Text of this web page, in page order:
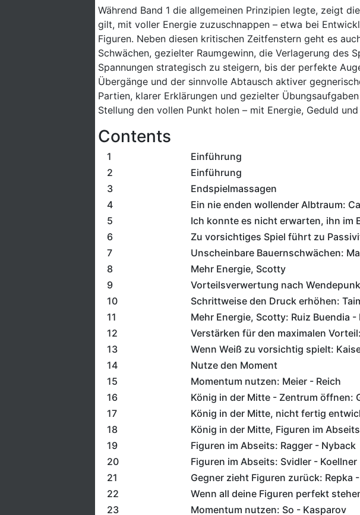
Während Band 1 die allgemeinen Prinzipien legte, zeigt
gilt, mit voller Energie zuzuschnappen – etwa bei
Figuren. Neben diesen kritischen Zeitfenstern geht es
Schwächen, gezielter Raumgewinn, die Verlagerung des
Spannungen strategisch zu steigern, bis der perfekte
Übergänge und der sinnvolle Abtausch aktiver
Partien, klarer Erklärungen und gezielter
Stellung den vollen Punkt holen – mit Energie, Geduld
Contents
1
Einführung
2
Einführung
3
Endspielmassagen
4
Ein nie enden wollender Albtraum:
5
Ich konnte es nicht erwarten, ihn im
6
Zu vorsichtiges Spiel führt zu
7
Unscheinbare Bauernschwächen:
8
Mehr Energie, Scotty
9
Vorteilsverwertung nach
10
Schrittweise den Druck erhöhen:
11
Mehr Energie, Scotty: Ruiz Buendia -
12
Verstärken für den maximalen
13
Wenn Weiß zu vorsichtig spielt:
14
Nutze den Moment
15
Momentum nutzen: Meier - Reich
16
König in der Mitte - Zentrum öffnen:
17
König in der Mitte, nicht fertig
18
König in der Mitte, Figuren im
19
Figuren im Abseits: Ragger - Nyback
20
Figuren im Abseits: Svidler - Koellner
21
Gegner zieht Figuren zurück: Repka
22
Wenn all deine Figuren perfekt
23
Momentum nutzen: So - Kasparov